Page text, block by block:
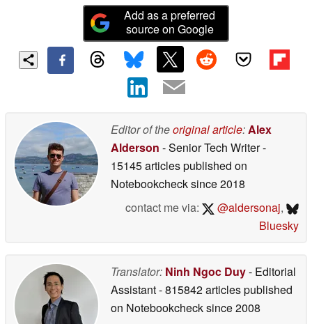
Add as a preferred
source on Google
Editor of theoriginal article:Alex
Alderson - Senior Tech Writer-
15145 articles published on
Notebookchecksince 2018
contact me via:
@aldersonaj,
Bluesky
Translator: Ninh Ngoc Duy- Editorial
Assistant- 815842 articles published
on Notebookchecksince 2008